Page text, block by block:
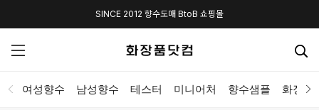
SINCE 2012 향수도매 BtoB 쇼핑몰
여성향수 남성향수 테스터 미니어처 향수샘플 화장품